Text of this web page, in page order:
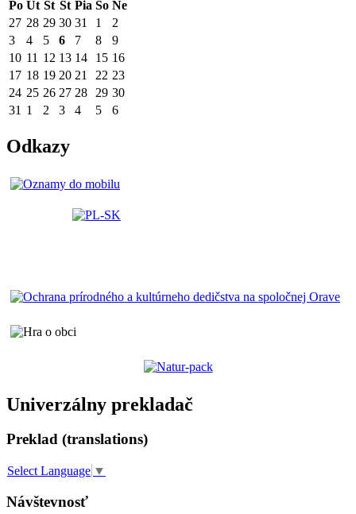
Po Ut St Št Pia So Ne
27 28 29 30 31 1
2
3
4 5 6 7 8
9
10 11 12 13 14 15 16
17 18 19 20 21 22 23
24 25 26 27 28 29 30
31 1 2 3 4 5 6
Odkazy
Univerzálny prekladač
Preklad (translations)
Select Language ▼
Návštevnosť